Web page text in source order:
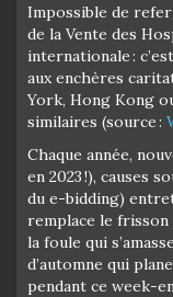
Impossible de
de la Vente des
internationale :
aux enchères
York, Hong Kong
similaires (source :
Chaque année,
en 2023 !), causes
du e-bidding)
remplace le frisson
la foule qui
d’automne qui
pendant ce week-